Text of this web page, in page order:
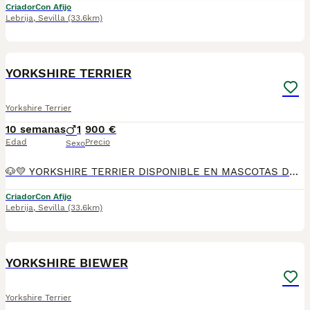
CriadorCon Afijo
Lebrija, Sevilla (33.6km)
YORKSHIRE TERRIER
Yorkshire Terrier
10 semanas
Edad
1
Sexo
900 €
Precio
🐶💛 YORKSHIRE TERRIER DISPONIBLE EN MASCOTAS DEL SUR 💛🐶 En Mascotas del Sur tenemos disponible un precioso Yorkshire Terrier, criado con mucho cariño, atención personalizada y en un ambiente familiar, donde recibe todos los cuidados necesarios para crecer sano, feliz y perfectamente socializado. Somos un criadero con Núcleo Zoológico autorizado, licencia de apertura y código de explotación, ofreciendo confianza, transparencia y todas las garantías para que puedas incorporar a tu familia un cachorro criado de forma responsable. 📍 Ubicados en Sevilla 📞 611 723 226 📸 Instagram: @mimascotasdelsur057 Descubre más fotos y vídeos reales de nuestros cachorros. Nuestro cachorro se entrega: ✅ Revisado por veterinario. ✅ Con microchip. ✅ Pasaporte y cartilla sanitaria. ✅ Vacunado y desparasitado. ✅ Contrato con garantías víricas y congénitas. 🚚 Realizamos envíos a toda España. (El coste del transporte no está incluido en el precio del cachorro). También ofrecemos: 🏡 Recogida en nuestras instalaciones. 📱 Videollamada para conocer al cachorro antes de realizar la reserva. 🔒 Posibilidad de reserva y pago contrareembolso. 💶 El precio publicado en el anuncio es el precio real. 🐾 Nuestros Yorkshire Terrier crecen rodeados de cariño, con una excelente socialización y atención diaria, para que lleguen a su nuevo hogar sanos, equilibrados y preparados para formar parte de la familia desde el primer día. Solo atendemos a personas realmente interesadas en ofrecer un hogar responsable, lleno de amor y cuidados para toda la vida. #YorkshireTerrier #Yorkshire #Yorkie #YorkshireEspaña #CachorroYorkshire #PerrosDeCompañia #MascotasDelSur057 #MascotasDelSur #CachorrosSevilla #CriaderoAutorizado #NucleoZoologico #CachorrosConAmor #PerrosFelices #CachorrosEspaña #AmorAnimal
CriadorCon Afijo
Lebrija, Sevilla (33.6km)
YORKSHIRE BIEWER
Yorkshire Terrier